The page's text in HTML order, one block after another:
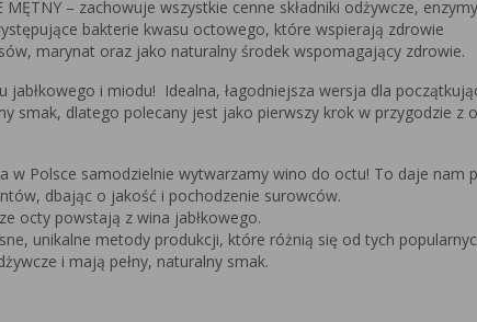
MĘTNY – zachowuje wszystkie cenne składniki odżywcze,
bakterie kwasu octowego, które wspierają zdrowie
marynat oraz jako naturalny środek wspomagający zdrowie.
i miodu! Idealna, łagodniejsza wersja dla
smak, dlatego polecany jest jako pierwszy krok w przygodzie z
Polsce samodzielnie wytwarzamy wino do octu! To daje nam
dbając o jakość i pochodzenie surowców.
octy powstają z wina jabłkowego.
unikalne metody produkcji, które różnią się od tych
i mają pełny, naturalny smak.